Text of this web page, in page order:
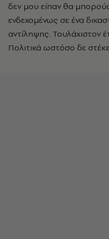
δεν μου είπαν θα
ενδεχομένως σε ένα
αντίληψης. Τουλάχιστον
Πολιτικά ωστόσο δε